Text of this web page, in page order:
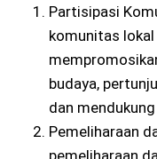
Partisipasi
komunitas
budaya,
dan
Pemeliharaan
pemeliharaan